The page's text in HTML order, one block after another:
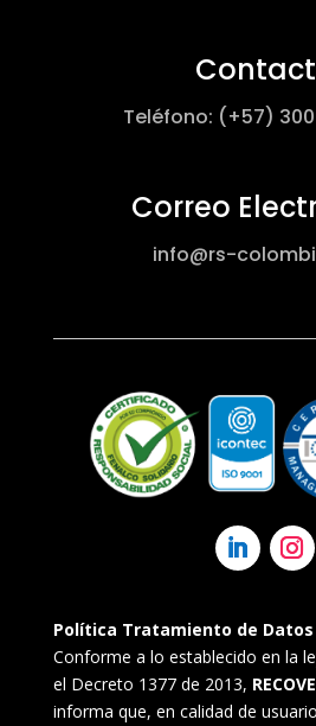
Teléfono: (+57)
Correo
info@rs-
Política Tratamiento de Datos
Conforme a lo establecido en la
el Decreto 1377 de 2013,
informa que, en calidad de